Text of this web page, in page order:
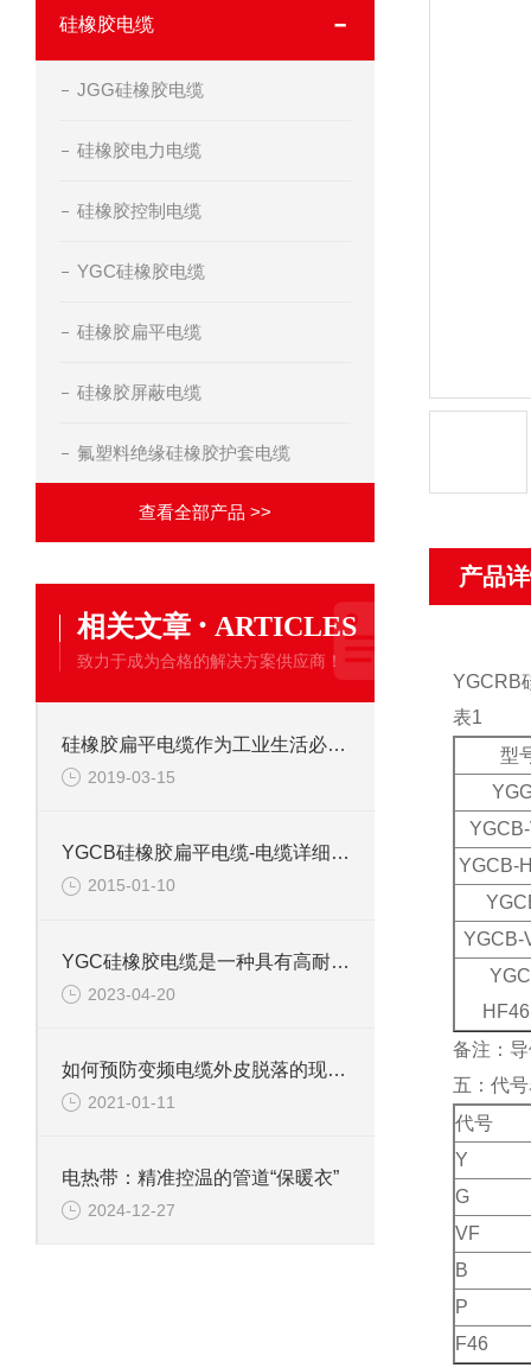
硅橡胶电缆
JGG硅橡胶电缆
硅橡胶电力电缆
硅橡胶控制电缆
YGC硅橡胶电缆
硅橡胶扁平电缆
硅橡胶屏蔽电缆
氟塑料绝缘硅橡胶护套电缆
查看全部产品 >>
相关文章 · ARTICLES
致力于成为合格的解决方案供应商！
硅橡胶扁平电缆作为工业生活必需品如何预防老化
2019-03-15
YGCB硅橡胶扁平电缆-电缆详细参数
2015-01-10
YGC硅橡胶电缆是一种具有高耐热性能的电缆
2023-04-20
如何预防变频电缆外皮脱落的现象呢？
2021-01-11
电热带：精准控温的管道“保暖衣”
2024-12-27
产品
YGCRB
表1
型
YGCB-
YGCB-
备注：
五：代
代号
Y
G
VF
B
P
F46